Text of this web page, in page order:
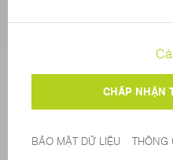
THÔNG CÁO PHÁP LÝ
BẢN QUYỀN